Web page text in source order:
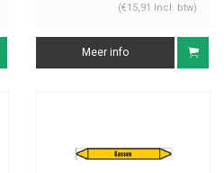
(€15,91 Incl. btw)
Meer info